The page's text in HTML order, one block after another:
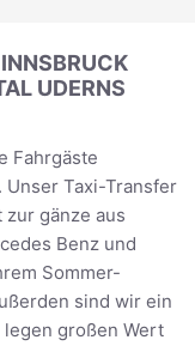
UDERNS
Fahrgäste
Taxi-Transfer
gänze aus
Benz und
Sommer-
sind wir ein
großen Wert